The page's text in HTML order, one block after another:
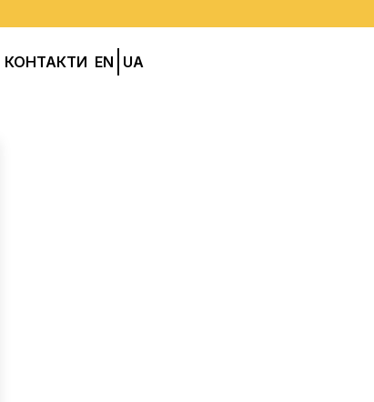
КОНТАКТИ EN UA